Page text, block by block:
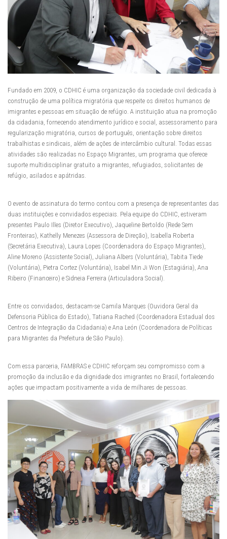
Fundado em 2009, o CDHIC é uma organização da sociedade civil dedicada à
construção de uma política migratória que respeite os direitos humanos de
imigrantes e pessoas em situação de refúgio. A instituição atua na promoção
da cidadania, fornecendo atendimento jurídico e social, assessoramento para
regularização migratória, cursos de português, orientação sobre direitos
trabalhistas e sindicais, além de ações de intercâmbio cultural. Todas essas
atividades são realizadas no Espaço Migrantes, um programa que oferece
suporte multidisciplinar gratuito a migrantes, refugiados, solicitantes de
refúgio, asilados e apátridas.
O evento de assinatura do termo contou com a presença de representantes das
duas instituições e convidados especiais. Pela equipe do CDHIC, estiveram
presentes Paulo Illes (Diretor Executivo), Jaqueline Bertoldo (Rede Sem
Fronteiras), Kathelly Menezes (Assessora de Direção), Isabella Roberta
(Secretária Executiva), Laura Lopes (Coordenadora do Espaço Migrantes),
Aline Moreno (Assistente Social), Juliana Albers (Voluntária), Tabita Tiede
(Voluntária), Pietra Cortez (Voluntária), Isabel Min Ji Won (Estagiária), Ana
Ribeiro (Financeiro) e Sidneia Ferreira (Articuladora Social).
Entre os convidados, destacam-se Camila Marques (Ouvidora Geral da
Defensoria Pública do Estado), Tatiana Rached (Coordenadora Estadual dos
Centros de Integração da Cidadania) e Ana León (Coordenadora de Políticas
para Migrantes da Prefeitura de São Paulo).
Com essa parceria, FAMBRAS e CDHIC reforçam seu compromisso com a
promoção da inclusão e da dignidade dos imigrantes no Brasil, fortalecendo
ações que impactam positivamente a vida de milhares de pessoas.